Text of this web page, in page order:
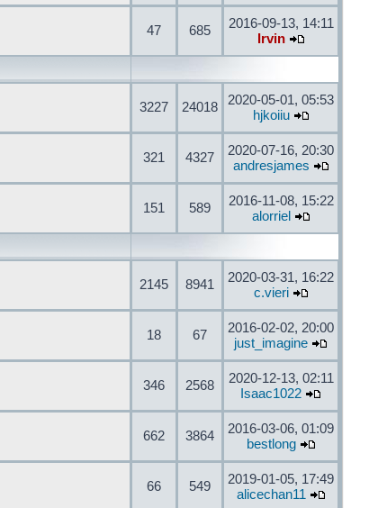
47 685
2016-09-13, 14:11
Irvin
3227 24018
2020-05-01, 05:53
hjkoiiu
321 4327
2020-07-16, 20:30
andresjames
151 589
2016-11-08, 15:22
alorriel
2145 8941
2020-03-31, 16:22
c.vieri
18 67
2016-02-02, 20:00
just_imagine
346 2568
2020-12-13, 02:11
Isaac1022
662 3864
2016-03-06, 01:09
bestlong
66 549
2019-01-05, 17:49
alicechan11